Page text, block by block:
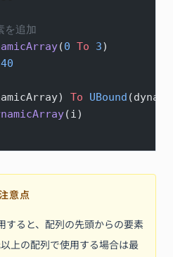
を追加
(0 To 3)
40
To UBound
(i)
意点
すると、配列の先頭からの要素
上の配列で使用する場合は最